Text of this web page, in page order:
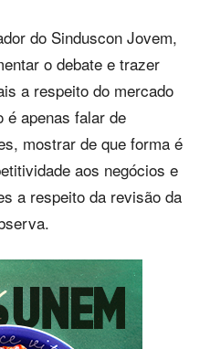
do Sinduscon Jovem,
o debate e trazer
a respeito do mercado
é apenas falar de
mostrar de que forma é
aos negócios e
a respeito da revisão da